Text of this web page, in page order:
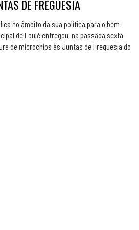
DE FREGUESIA
no âmbito da sua política para o bem-
de Loulé entregou, na passada sexta-
de microchips às Juntas de Freguesia do